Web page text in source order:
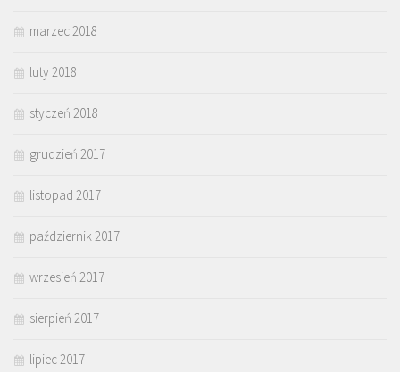
marzec 2018
luty 2018
styczeń 2018
grudzień 2017
listopad 2017
październik 2017
wrzesień 2017
sierpień 2017
lipiec 2017